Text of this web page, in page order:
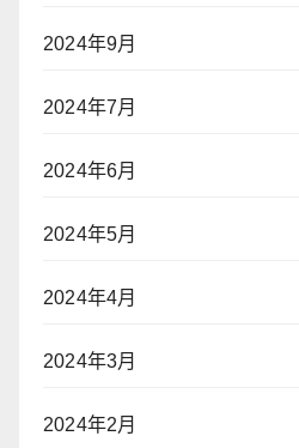
2024年9月
2024年7月
2024年6月
2024年5月
2024年4月
2024年3月
2024年2月